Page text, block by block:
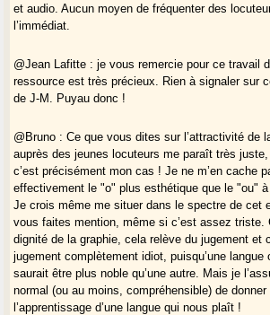
et audio. Aucun moyen de fréquenter des
l’immédiat.
@Jean Lafitte : je vous remercie pour ce travail
ressource est très précieux. Rien à signaler sur
de J-M. Puyau donc !
@Bruno : Ce que vous dites sur l’attractivité de
auprès des jeunes locuteurs me paraît très juste,
c’est précisément mon cas ! Je ne m’en cache
effectivement le "o" plus esthétique que le "ou" à
Je crois même me situer dans le spectre de cet
vous faites mention, même si c’est assez triste.
dignité de la graphie, cela relève du jugement et
jugement complètement idiot, puisqu’une langue
saurait être plus noble qu’une autre. Mais je
normal (ou au moins, compréhensible) de donner
l’apprentissage d’une langue qui nous plaît !